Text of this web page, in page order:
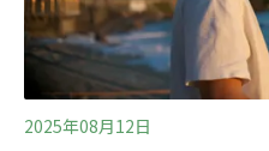
同。
2025年08月12日